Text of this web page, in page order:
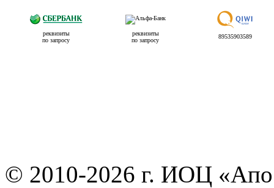
реквизиты
по запросу
реквизиты
по запросу
89535903589
© 2010-2026 г. ИОЦ